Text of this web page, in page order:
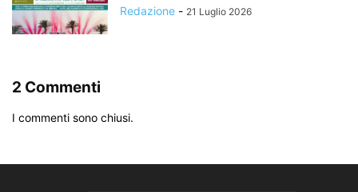
Redazione - 21 Luglio 2026
2 Commenti
I commenti sono chiusi.